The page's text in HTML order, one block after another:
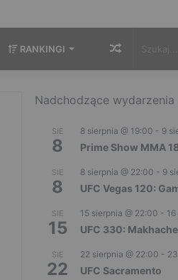
RANKINGI Losowy
Nadchodzące wydarzenia
SIE
8
8 sierpnia @ 19:00 - 9
Prime Show MMA
SIE
8
8 sierpnia @ 22:00 - 9
UFC Vegas 120:
SIE
15
15 sierpnia @ 22:00 -
UFC 330:
SIE
22
22 sierpnia @ 22:00 -
UFC Sacramento